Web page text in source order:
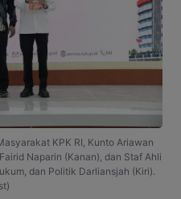
KPK RI, Kunto Ariawan
Naparin (Kanan), dan Staf Ahli
dan Politik Darliansjah (Kiri).